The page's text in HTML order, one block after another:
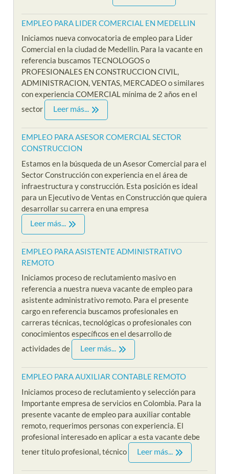
EMPLEO PARA LIDER COMERCIAL EN MEDELLIN
Iniciamos nueva convocatoria de empleo para Lider
Comercial en la ciudad de Medellin. Para la vacante en
referencia buscamos TECNOLOGOS o
PROFESIONALES EN CONSTRUCCION CIVIL,
ADMINISTRACION, VENTAS, MERCADEO o similares
con experiencia COMERCIAL mínima de 2 años en el
sector
Leer más...
EMPLEO PARA ASESOR COMERCIAL SECTOR
CONSTRUCCION
Estamos en la búsqueda de un Asesor Comercial para el
Sector Construcción con experiencia en el área de
infraestructura y construcción. Esta posición es ideal
para un Ejecutivo de Ventas en Construcción que quiera
desarrollar su carrera en una empresa
Leer más...
EMPLEO PARA ASISTENTE ADMINISTRATIVO
REMOTO
Iniciamos proceso de reclutamiento masivo en
referencia a nuestra nueva vacante de empleo para
asistente administrativo remoto. Para el presente
cargo en referencia buscamos profesionales en
carreras técnicas, tecnológicas o profesionales con
conocimientos específicos en el desarrollo de
actividades de
Leer más...
EMPLEO PARA AUXILIAR CONTABLE REMOTO
Iniciamos proceso de reclutamiento y selección para
Importante empresa de servicios en Colombia. Para la
presente vacante de empleo para auxiliar contable
remoto, requerimos personas con experiencia. El
profesional interesado en aplicar a esta vacante debe
tener titulo profesional, técnico
Leer más...